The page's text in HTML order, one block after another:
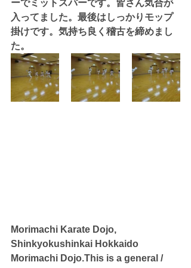
ーでミットスパーです。皆さん気合が
入ってました。最後はしっかりモップ
掛けです。気持ち良く稽古を締めまし
た。
Morimachi Karate Dojo,
Shinkyokushinkai Hokkaido
Morimachi Dojo.This is a general /